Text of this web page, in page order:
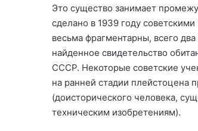
Это существо занимает
сделано в 1939 году
весьма фрагментарны, всего
найденное свидетельство
СССР. Некоторые советские
на ранней стадии плейстоцена
(доисторического человека,
техническим изобретениям).